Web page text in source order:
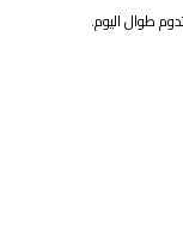
طوال اليوم.